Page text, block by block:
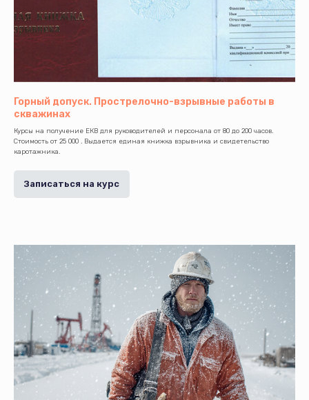
Горный допуск. Прострелочно-взрывные работы в
скважинах
Курсы на получение ЕКВ для руководителей и персонала от 80 до 200 часов.
Стоимость от 25 000 . Выдается единая книжка взрывника и свидетельство
каротажника.
Записаться на курс